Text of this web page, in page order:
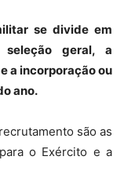
se divide em
geral, a
a incorporação ou
ano.
são as
o Exército e a